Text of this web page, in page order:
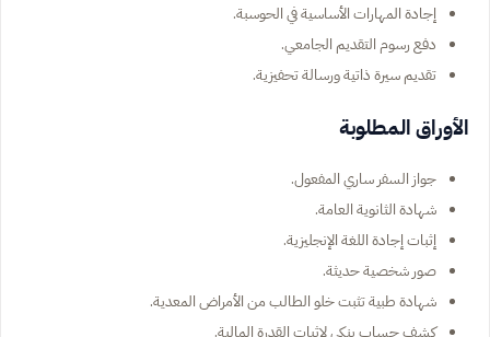
إجادة المهارات الأساسية في الحوسبة.
دفع رسوم التقديم الجامعي.
تقديم سيرة ذاتية ورسالة تحفيزية.
الأوراق المطلوبة
جواز السفر ساري المفعول.
شهادة الثانوية العامة.
إثبات إجادة اللغة الإنجليزية.
صور شخصية حديثة.
شهادة طبية تثبت خلو الطالب من الأمراض المعدية.
كشف حساب بنكي لإثبات القدرة المالية.